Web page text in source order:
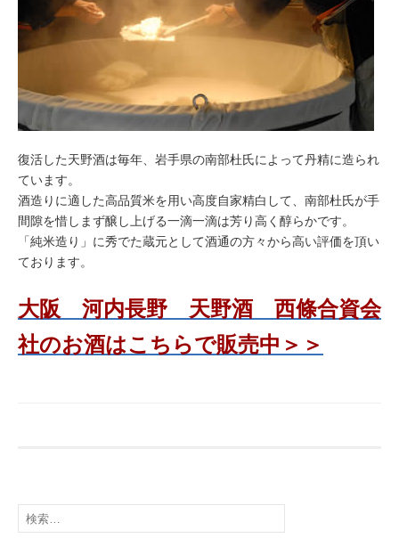
復活した天野酒は毎年、岩手県の南部杜氏によって丹精に造られ
ています。
酒造りに適した高品質米を用い高度自家精白して、南部杜氏が手
間隙を惜しまず醸し上げる一滴一滴は芳り高く醇らかです。
「純米造り」に秀でた蔵元として酒通の方々から高い評価を頂い
ております。
大阪 河内長野 天野酒 西條合資会
社のお酒はこちらで販売中＞＞
検
索: